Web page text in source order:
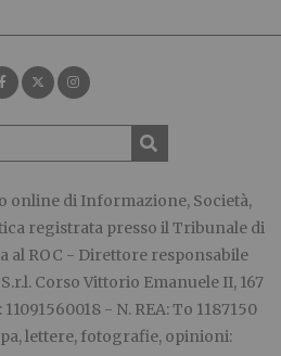
online di Informazione, Società,
registrata presso il Tribunale di
al ROC - Direttore responsabile
Corso Vittorio Emanuele II, 167
- N. REA: To 1187150
lettere, fotografie, opinioni: